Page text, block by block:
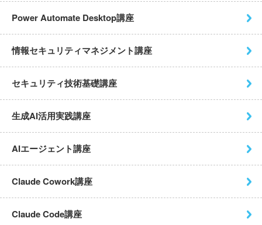
Power Automate Desktop講座
情報セキュリティマネジメント講座
セキュリティ技術基礎講座
生成AI活用実践講座
AIエージェント講座
Claude Cowork講座
Claude Code講座